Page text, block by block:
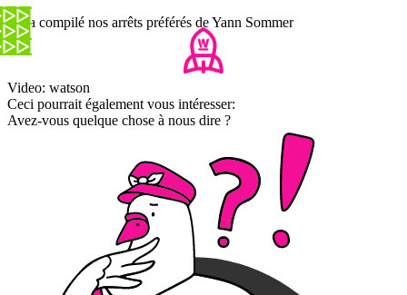
On a compilé nos arrêts préférés de Yann Sommer
Video: watson
Ceci pourrait également vous intéresser:
Avez-vous quelque chose à nous dire ?